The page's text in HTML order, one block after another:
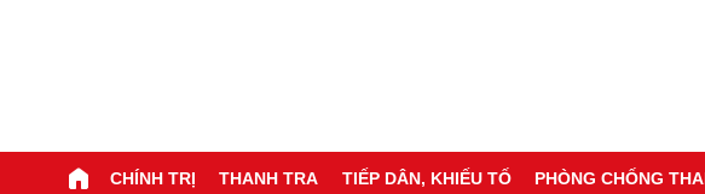
CHÍNH TRỊ THANH TRA TIẾP DÂN, KHIẾU TỐ PHÒNG CHỐNG